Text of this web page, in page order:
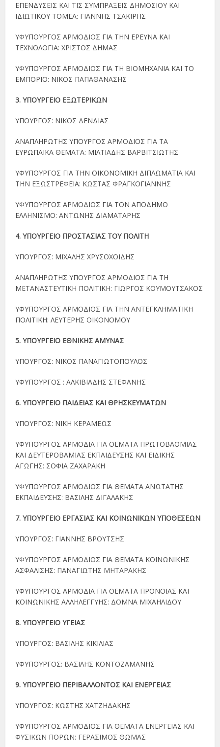
ΕΠΕΝΔΥΣΕΙΣ ΚΑΙ ΤΙΣ ΣΥΜΠΡΑΞΕΙΣ ΔΗΜΟΣΙΟΥ ΚΑΙ
ΙΔΙΩΤΙΚΟΥ ΤΟΜΕΑ: ΓΙΑΝΝΗΣ ΤΣΑΚΙΡΗΣ
ΥΦΥΠΟΥΡΓΟΣ ΑΡΜΟΔΙΟΣ ΓΙΑ ΤΗΝ ΕΡΕΥΝΑ ΚΑΙ
ΤΕΧΝΟΛΟΓΙΑ: ΧΡΙΣΤΟΣ ΔΗΜΑΣ
ΥΦΥΠΟΥΡΓΟΣ ΑΡΜΟΔΙΟΣ ΓΙΑ ΤΗ ΒΙΟΜΗΧΑΝΙΑ ΚΑΙ ΤΟ
ΕΜΠΟΡΙΟ: ΝΙΚΟΣ ΠΑΠΑΘΑΝΑΣΗΣ
3. ΥΠΟΥΡΓΕΙΟ ΕΞΩΤΕΡΙΚΩΝ
ΥΠΟΥΡΓΟΣ: ΝΙΚΟΣ ΔΕΝΔΙΑΣ
ΑΝΑΠΛΗΡΩΤΗΣ ΥΠΟΥΡΓΟΣ ΑΡΜΟΔΙΟΣ ΓΙΑ ΤΑ
ΕΥΡΩΠΑΪΚΑ ΘΕΜΑΤΑ: ΜΙΛΤΙΑΔΗΣ ΒΑΡΒΙΤΣΙΩΤΗΣ
ΥΦΥΠΟΥΡΓΟΣ ΓΙΑ ΤΗΝ ΟΙΚΟΝΟΜΙΚΗ ΔΙΠΛΩΜΑΤΙΑ ΚΑΙ
ΤΗΝ ΕΞΩΣΤΡΕΦΕΙΑ: ΚΩΣΤΑΣ ΦΡΑΓΚΟΓΙΑΝΝΗΣ
ΥΦΥΠΟΥΡΓΟΣ ΑΡΜΟΔΙΟΣ ΓΙΑ ΤΟΝ ΑΠΟΔΗΜΟ
ΕΛΛΗΝΙΣΜΟ: ΑΝΤΩΝΗΣ ΔΙΑΜΑΤΑΡΗΣ
4. ΥΠΟΥΡΓΕΙΟ ΠΡΟΣΤΑΣΙΑΣ ΤΟΥ ΠΟΛΙΤΗ
ΥΠΟΥΡΓΟΣ: ΜΙΧΑΛΗΣ ΧΡΥΣΟΧΟΙΔΗΣ
ΑΝΑΠΛΗΡΩΤΗΣ ΥΠΟΥΡΓΟΣ ΑΡΜΟΔΙΟΣ ΓΙΑ ΤΗ
ΜΕΤΑΝΑΣΤΕΥΤΙΚΗ ΠΟΛΙΤΙΚΗ: ΓΙΩΡΓΟΣ ΚΟΥΜΟΥΤΣΑΚΟΣ
ΥΦΥΠΟΥΡΓΟΣ ΑΡΜΟΔΙΟΣ ΓΙΑ ΤΗΝ ΑΝΤΕΓΚΛΗΜΑΤΙΚΗ
ΠΟΛΙΤΙΚΗ: ΛΕΥΤΕΡΗΣ ΟΙΚΟΝΟΜΟΥ
5. ΥΠΟΥΡΓΕΙΟ ΕΘΝΙΚΗΣ ΑΜΥΝΑΣ
ΥΠΟΥΡΓΟΣ: ΝΙΚΟΣ ΠΑΝΑΓΙΩΤΟΠΟΥΛΟΣ
ΥΦΥΠΟΥΡΓΟΣ : ΑΛΚΙΒΙΑΔΗΣ ΣΤΕΦΑΝΗΣ
6. ΥΠΟΥΡΓΕΙΟ ΠΑΙΔΕΙΑΣ ΚΑΙ ΘΡΗΣΚΕΥΜΑΤΩΝ
ΥΠΟΥΡΓΟΣ: ΝΙΚΗ ΚΕΡΑΜΕΩΣ
ΥΦΥΠΟΥΡΓΟΣ ΑΡΜΟΔΙΑ ΓΙΑ ΘΕΜΑΤΑ ΠΡΩΤΟΒΑΘΜΙΑΣ
ΚΑΙ ΔΕΥΤΕΡΟΒΑΜΙΑΣ ΕΚΠΑΙΔΕΥΣΗΣ ΚΑΙ ΕΙΔΙΚΗΣ
ΑΓΩΓΗΣ: ΣΟΦΙΑ ΖΑΧΑΡΑΚΗ
ΥΦΥΠΟΥΡΓΟΣ ΑΡΜΟΔΙΟΣ ΓΙΑ ΘΕΜΑΤΑ ΑΝΩΤΑΤΗΣ
ΕΚΠΑΙΔΕΥΣΗΣ: ΒΑΣΙΛΗΣ ΔΙΓΑΛΑΚΗΣ
7. ΥΠΟΥΡΓΕΙΟ ΕΡΓΑΣΙΑΣ ΚΑΙ ΚΟΙΝΩΝΙΚΩΝ ΥΠΟΘΕΣΕΩΝ
ΥΠΟΥΡΓΟΣ: ΓΙΑΝΝΗΣ ΒΡΟΥΤΣΗΣ
ΥΦΥΠΟΥΡΓΟΣ ΑΡΜΟΔΙΟΣ ΓΙΑ ΘΕΜΑΤΑ ΚΟΙΝΩΝΙΚΗΣ
ΑΣΦΑΛΙΣΗΣ: ΠΑΝΑΓΙΩΤΗΣ ΜΗΤΑΡΑΚΗΣ
ΥΦΥΠΟΥΡΓΟΣ ΑΡΜΟΔΙΑ ΓΙΑ ΘΕΜΑΤΑ ΠΡΟΝΟΙΑΣ ΚΑΙ
ΚΟΙΝΩΝΙΚΗΣ ΑΛΛΗΛΕΓΓΥΗΣ: ΔΟΜΝΑ ΜΙΧΑΗΛΙΔΟΥ
8. ΥΠΟΥΡΓΕΙΟ ΥΓΕΙΑΣ
ΥΠΟΥΡΓΟΣ: ΒΑΣΙΛΗΣ ΚΙΚΙΛΙΑΣ
ΥΦΥΠΟΥΡΓΟΣ: ΒΑΣΙΛΗΣ ΚΟΝΤΟΖΑΜΑΝΗΣ
9. ΥΠΟΥΡΓΕΙΟ ΠΕΡΙΒΑΛΛΟΝΤΟΣ ΚΑΙ ΕΝΕΡΓΕΙΑΣ
ΥΠΟΥΡΓΟΣ: ΚΩΣΤΗΣ ΧΑΤΖΗΔΑΚΗΣ
ΥΦΥΠΟΥΡΓΟΣ ΑΡΜΟΔΙΟΣ ΓΙΑ ΘΕΜΑΤΑ ΕΝΕΡΓΕΙΑΣ ΚΑΙ
ΦΥΣΙΚΩΝ ΠΟΡΩΝ: ΓΕΡΑΣΙΜΟΣ ΘΩΜΑΣ